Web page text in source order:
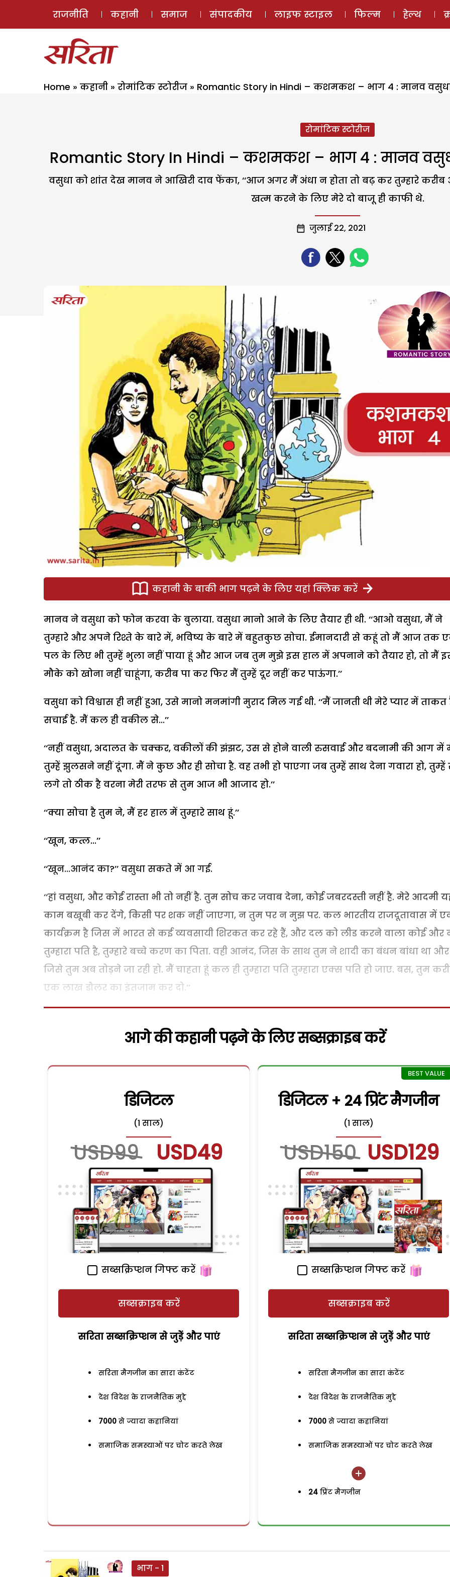
ई-मैगज़ीन
राजनीति कहानी समाज संपादकीय लाइफ स्टाइल फिल्म हेल्थ
Home » कहानी » रोमांटिक स्टोरीज » Romantic Story in Hindi – कशमकश – भाग 4 : मानव वसुधा
रोमांटिक स्टोरीज
Romantic Story In Hindi – कशमकश – भाग 4 : मानव वसुधा
वसुधा को शांत देख मानव ने आखिरी दाव फेंका, ‘‘आज अगर मैं अंधा न होता तो बढ़ कर तुम्हारे
खत्म करने के लिए मेरे दो बाजू ही काफी थे.
जुलाई 22, 2021
कहानी के बाकी भाग पढ़ने के लिए यहां क्लिक करें
मानव ने वसुधा को फोन करवा के बुलाया. वसुधा मानो आने के लिए तैयार ही थी. ‘‘आओ वसुधा, मैं ने
तुम्हारे और अपने रिश्ते के बारे में, भविष्य के बारे में बहुतकुछ सोचा. ईमानदारी से कहूं तो मैं आज तक
पल के लिए भी तुम्हें भुला नहीं पाया हूं और आज जब तुम मुझे इस हाल में अपनाने को तैयार हो, तो मैं
मौके को खोना नहीं चाहूंगा, करीब पा कर फिर मैं तुम्हें दूर नहीं कर पाऊंगा.’’
वसुधा को विश्वास ही नहीं हुआ, उसे मानो मनमांगी मुराद मिल गई थी. ‘‘मैं जानती थी मेरे प्यार में ताकत
सचाई है. मैं कल ही वकील से...’’
‘‘नहीं वसुधा, अदालत के चक्कर, वकीलों की झंझट, उस से होने वाली रुसवाई और बदनामी की आग में
तुम्हें झुलसने नहीं दूंगा. मैं ने कुछ और ही सोचा है. वह तभी हो पाएगा जब तुम्हें साथ देना गवारा हो, तुम्हें
लगे तो ठीक है वरना मेरी तरफ से तुम आज भी आजाद हो.’’
‘‘क्या सोचा है तुम ने, मैं हर हाल में तुम्हारे साथ हूं.’’
‘‘खून, कत्ल...’’
‘‘खून...आनंद का?’’ वसुधा सकते में आ गई.
‘‘हां वसुधा, और कोई रास्ता भी तो नहीं है. तुम सोच कर जवाब देना, कोई जबरदस्ती नहीं है. मेरे आदमी
काम बखूबी कर देंगे, किसी पर शक नहीं जाएगा, न तुम पर न मुझ पर. कल भारतीय राजदूतावास में
कार्यक्रम है जिस में भारत से कई व्यवसायी शिरकत कर रहे हैं, और दल को लीड करने वाला कोई और
तुम्हारा पति है, तुम्हारे बच्चे करण का पिता. वही आनंद, जिस के साथ तुम ने शादी का बंधन बांधा था और
जिसे तुम अब तोड़ने जा रही हो. मैं चाहता हूं कल ही तुम्हारा पति तुम्हारा एक्स पति हो जाए. बस, तुम
एक लाख डौलर का इंतजाम कर दो.’’
आगे की कहानी पढ़ने के लिए सब्सक्राइब करें
डिजिटल
(1 साल)
USD99 USD49
सब्सक्रिप्शन गिफ्ट करें
सब्सक्राइब करें
सरिता सब्सक्रिप्शन से जुड़ेें और पाएं
सरिता मैगजीन का सारा कंटेंट
देश विदेश के राजनैतिक मुद्दे
7000 से ज्यादा कहानियां
समाजिक समस्याओं पर चोट करते लेख
डिजिटल + 24 प्रिंट मैगजीन
(1 साल)
USD150 USD129
सब्सक्रिप्शन गिफ्ट करें
सब्सक्राइब करें
सरिता सब्सक्रिप्शन से जुड़ेें और पाएं
सरिता मैगजीन का सारा कंटेंट
देश विदेश के राजनैतिक मुद्दे
7000 से ज्यादा कहानियां
समाजिक समस्याओं पर चोट करते लेख
24 प्रिंट मैगजीन
भाग - 1